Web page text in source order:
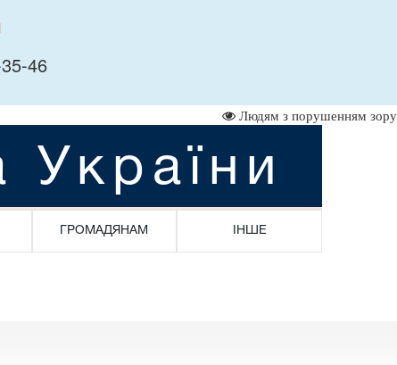
46
Людям з порушенням зору
України
ГРОМАДЯНАМ ІНШЕ